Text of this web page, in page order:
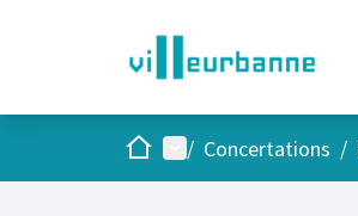
AccueilMenu principal
/ Concertations /